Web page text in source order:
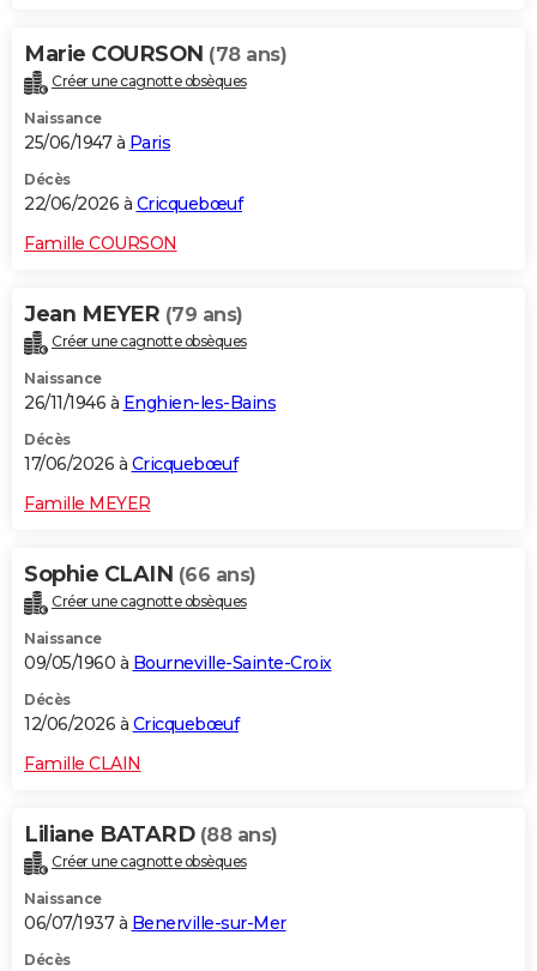
Marie COURSON (78 ans)
Créer une cagnotte obsèques
Naissance
25/06/1947 à Paris
Décès
22/06/2026 à Cricquebœuf
Famille COURSON
Jean MEYER (79 ans)
Créer une cagnotte obsèques
Naissance
26/11/1946 à Enghien-les-Bains
Décès
17/06/2026 à Cricquebœuf
Famille MEYER
Sophie CLAIN (66 ans)
Créer une cagnotte obsèques
Naissance
09/05/1960 à Bourneville-Sainte-Croix
Décès
12/06/2026 à Cricquebœuf
Famille CLAIN
Liliane BATARD (88 ans)
Créer une cagnotte obsèques
Naissance
06/07/1937 à Benerville-sur-Mer
Décès